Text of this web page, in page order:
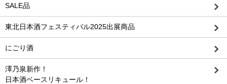
SALE品
東北日本酒フェスティバル2025出展商品
にごり酒
澤乃泉新作！
日本酒ベースリキュール！